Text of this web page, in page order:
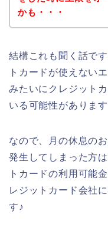
かも・・・
結構これも聞く話で
トカードが使えない
みたいにクレジット
いる可能性があります
なので、月の休息の
発生してしまった方
トカードの利用可能
レジットカード会社
す♪